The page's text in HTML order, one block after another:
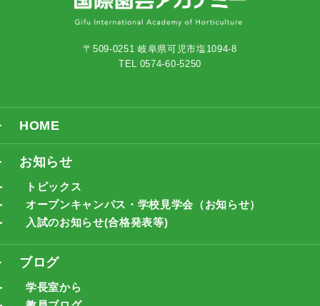
〒509-0251 岐阜県可児市塩1094-8
TEL 0574-60-5250
HOME
お知らせ
トピックス
オープンキャンパス・学校見学会（お知らせ）
入試のお知らせ(合格発表等)
ブログ
学長室から